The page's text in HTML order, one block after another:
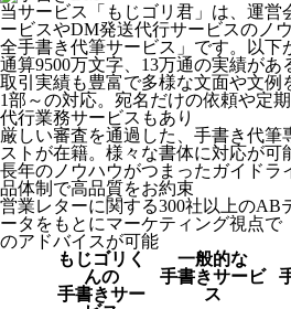
当サービス「もじゴリ君」は、運営
ービスやDM発送代行サービスのノ
全手書き代筆サービス」です。以下
通算9500万文字、13万通の実績が
取引実績も豊富で多様な文面や文例
1部～の対応。宛名だけの依頼や定
代行業務サービスもあり
厳しい審査を通過した、手書き代筆
ストが在籍。様々な書体に対応が可
長年のノウハウがつまったガイドラ
品体制で高品質をお約束
営業レターに関する300社以上のAB
ータをもとにマーケティング視点で
のアドバイスが可能
もじゴリく
んの
手書きサー
一般的な
手書きサービ
ス